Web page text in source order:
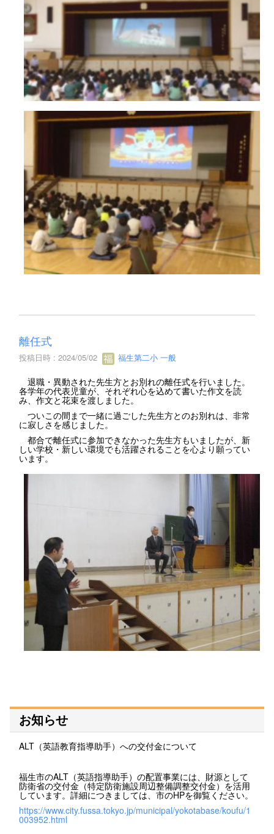
離任式
投稿日時 : 2024/05/02 福生第二小 一般
退職・異動された先生方とお別れの離任式を行いました。
各学年の代表児童が、それぞれ心を込めて書いた作文を読
み、作文と花束を渡しました。
ついこの間まで一緒に過ごした先生方とのお別れは、非常
に寂しさを感じました。
都合で離任式に参加できなかった先生方もいましたが、新
しい学校・新しい環境でも活躍されることを心より願ってい
います。
お知らせ
ALT（英語教育指導助手）への交付金について
福生市のALT（英語指導助手）の配置事業には、財源として
防衛省の交付金（特定防衛施設周辺整備調整交付金）を活用
しています。詳細につきましては、市のHPを御覧ください。
https://www.city.fussa.tokyo.jp/municipal/yokotabase/koufu/1
003952.html